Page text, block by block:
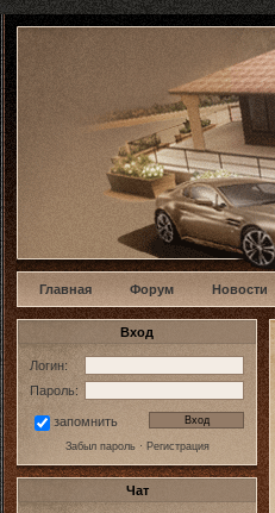
w
Главная Форум Новости
Вход
Логин:
Пароль:
запомнить
Забыл пароль· Регистрация
Чат